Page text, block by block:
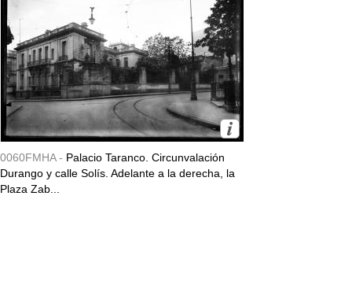
0060FMHA - Palacio Taranco. Circunvalación
Durango y calle Solís. Adelante a la derecha, la
Plaza Zab...